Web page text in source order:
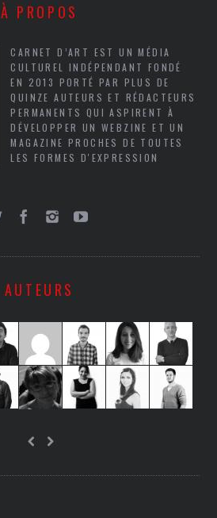
À PROPOS
CARNET D’ART EST UN MÉDIA
CULTUREL INDÉPENDANT FONDÉ
EN 2013 PORTÉ PAR PLUS DE
QUINZE AUTEURS ET RÉDACTEURS
PERMANENTS QUI ASPIRENT À
DÉVELOPPER UN WEBZINE ET UN
MAGAZINE PROCHES DE TOUTES
LES FORMES D'EXPRESSION
AUTEURS